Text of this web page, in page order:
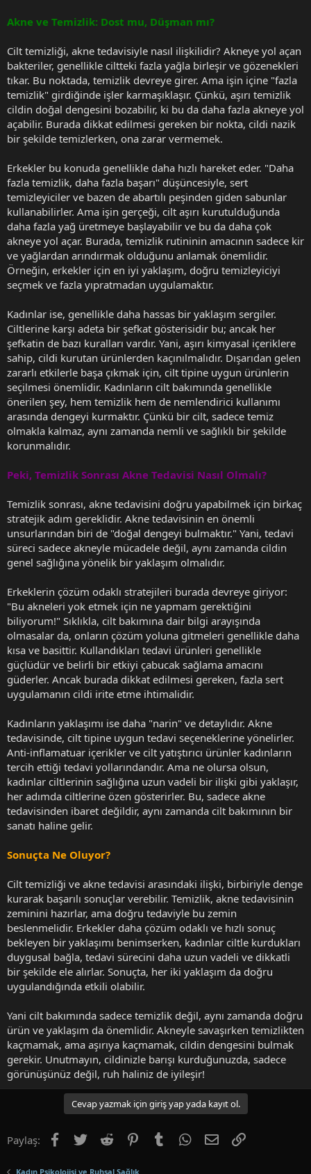
Akne ve Temizlik: Dost mu, Düşman mı?
Cilt temizliği, akne tedavisiyle nasıl ilişkilidir? Akneye yol açan
bakteriler, genellikle ciltteki fazla yağla birleşir ve gözenekleri
tıkar. Bu noktada, temizlik devreye girer. Ama işin içine "fazla
temizlik" girdiğinde işler karmaşıklaşır. Çünkü, aşırı temizlik
cildin doğal dengesini bozabilir, ki bu da daha fazla akneye yol
açabilir. Burada dikkat edilmesi gereken bir nokta, cildi nazik
bir şekilde temizlerken, ona zarar vermemek.
Erkekler bu konuda genellikle daha hızlı hareket eder. "Daha
fazla temizlik, daha fazla başarı" düşüncesiyle, sert
temizleyiciler ve bazen de abartılı peşinden giden sabunlar
kullanabilirler. Ama işin gerçeği, cilt aşırı kurutulduğunda
daha fazla yağ üretmeye başlayabilir ve bu da daha çok
akneye yol açar. Burada, temizlik rutininin amacının sadece kir
ve yağlardan arındırmak olduğunu anlamak önemlidir.
Örneğin, erkekler için en iyi yaklaşım, doğru temizleyiciyi
seçmek ve fazla yıpratmadan uygulamaktır.
Kadınlar ise, genellikle daha hassas bir yaklaşım sergiler.
Ciltlerine karşı adeta bir şefkat gösterisidir bu; ancak her
şefkatin de bazı kuralları vardır. Yani, aşırı kimyasal içeriklere
sahip, cildi kurutan ürünlerden kaçınılmalıdır. Dışarıdan gelen
zararlı etkilerle başa çıkmak için, cilt tipine uygun ürünlerin
seçilmesi önemlidir. Kadınların cilt bakımında genellikle
önerilen şey, hem temizlik hem de nemlendirici kullanımı
arasında dengeyi kurmaktır. Çünkü bir cilt, sadece temiz
olmakla kalmaz, aynı zamanda nemli ve sağlıklı bir şekilde
korunmalıdır.
Peki, Temizlik Sonrası Akne Tedavisi Nasıl Olmalı?
Temizlik sonrası, akne tedavisini doğru yapabilmek için birkaç
stratejik adım gereklidir. Akne tedavisinin en önemli
unsurlarından biri de "doğal dengeyi bulmaktır." Yani, tedavi
süreci sadece akneyle mücadele değil, aynı zamanda cildin
genel sağlığına yönelik bir yaklaşım olmalıdır.
Erkeklerin çözüm odaklı stratejileri burada devreye giriyor:
"Bu akneleri yok etmek için ne yapmam gerektiğini
biliyorum!" Sıklıkla, cilt bakımına dair bilgi arayışında
olmasalar da, onların çözüm yoluna gitmeleri genellikle daha
kısa ve basittir. Kullandıkları tedavi ürünleri genellikle
güçlüdür ve belirli bir etkiyi çabucak sağlama amacını
güderler. Ancak burada dikkat edilmesi gereken, fazla sert
uygulamanın cildi irite etme ihtimalidir.
Kadınların yaklaşımı ise daha "narin" ve detaylıdır. Akne
tedavisinde, cilt tipine uygun tedavi seçeneklerine yönelirler.
Anti-inflamatuar içerikler ve cilt yatıştırıcı ürünler kadınların
tercih ettiği tedavi yollarındandır. Ama ne olursa olsun,
kadınlar ciltlerinin sağlığına uzun vadeli bir ilişki gibi yaklaşır,
her adımda ciltlerine özen gösterirler. Bu, sadece akne
tedavisinden ibaret değildir, aynı zamanda cilt bakımının bir
sanatı haline gelir.
Sonuçta Ne Oluyor?
Cilt temizliği ve akne tedavisi arasındaki ilişki, birbiriyle denge
kurarak başarılı sonuçlar verebilir. Temizlik, akne tedavisinin
zeminini hazırlar, ama doğru tedaviyle bu zemin
beslenmelidir. Erkekler daha çözüm odaklı ve hızlı sonuç
bekleyen bir yaklaşımı benimserken, kadınlar ciltle kurdukları
duygusal bağla, tedavi sürecini daha uzun vadeli ve dikkatli
bir şekilde ele alırlar. Sonuçta, her iki yaklaşım da doğru
uygulandığında etkili olabilir.
Yani cilt bakımında sadece temizlik değil, aynı zamanda doğru
ürün ve yaklaşım da önemlidir. Akneyle savaşırken temizlikten
kaçmamak, ama aşırıya kaçmamak, cildin dengesini bulmak
gerekir. Unutmayın, cildinizle barışı kurduğunuzda, sadece
görünüşünüz değil, ruh haliniz de iyileşir!
Cevap yazmak için giriş yap yada kayıt ol.
Paylaş: Facebook
TwitterReddit PinterestTumblrWhatsApp
E-postaLink
Kadın Psikolojisi ve Ruhsal Sağlık